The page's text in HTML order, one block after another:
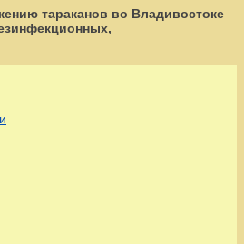
тараканов во Владивостоке